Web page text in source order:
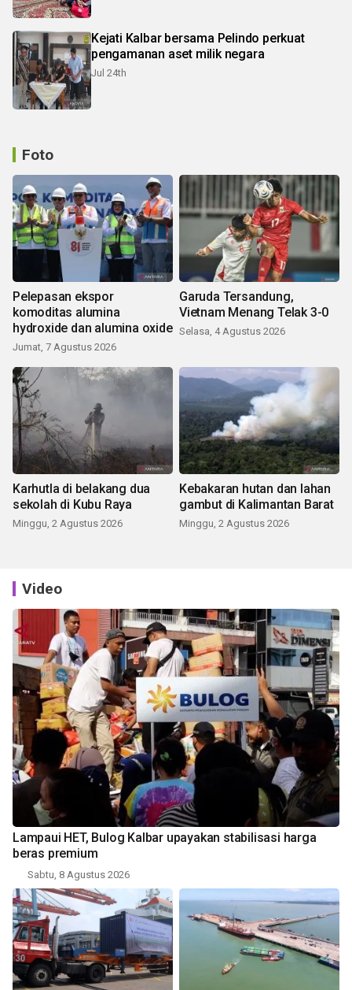
Kejati Kalbar bersama Pelindo perkuat
pengamanan aset milik negara
Jul 24th
Foto
Pelepasan ekspor
komoditas alumina
hydroxide dan alumina oxide
Jumat, 7 Agustus 2026
Garuda Tersandung,
Vietnam Menang Telak 3-0
Selasa, 4 Agustus 2026
Karhutla di belakang dua
sekolah di Kubu Raya
Minggu, 2 Agustus 2026
Kebakaran hutan dan lahan
gambut di Kalimantan Barat
Minggu, 2 Agustus 2026
Video
Lampaui HET, Bulog Kalbar upayakan stabilisasi harga
beras premium
Sabtu, 8 Agustus 2026